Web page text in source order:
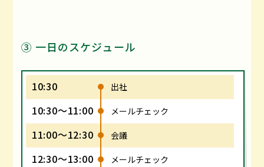
③ 一日のスケジュール
10:30 出社
10:30～11:00 メールチェック
11:00～12:30 会議
12:30～13:00 メールチェック